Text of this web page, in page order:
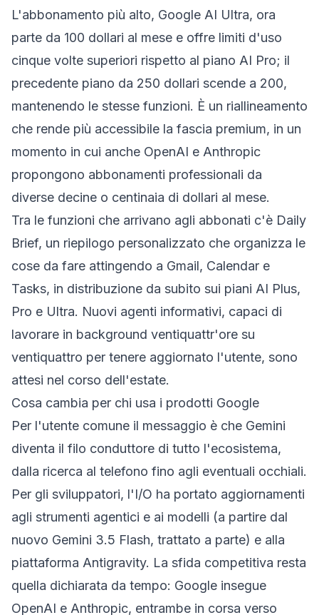
L'abbonamento più alto, Google AI Ultra, ora
parte da 100 dollari al mese e offre limiti d'uso
cinque volte superiori rispetto al piano AI Pro; il
precedente piano da 250 dollari scende a 200,
mantenendo le stesse funzioni. È un riallineamento
che rende più accessibile la fascia premium, in un
momento in cui anche OpenAI e Anthropic
propongono abbonamenti professionali da
diverse decine o centinaia di dollari al mese.
Tra le funzioni che arrivano agli abbonati c'è Daily
Brief, un riepilogo personalizzato che organizza le
cose da fare attingendo a Gmail, Calendar e
Tasks, in distribuzione da subito sui piani AI Plus,
Pro e Ultra. Nuovi agenti informativi, capaci di
lavorare in background ventiquattr'ore su
ventiquattro per tenere aggiornato l'utente, sono
attesi nel corso dell'estate.
Cosa cambia per chi usa i prodotti Google
Per l'utente comune il messaggio è che Gemini
diventa il filo conduttore di tutto l'ecosistema,
dalla ricerca al telefono fino agli eventuali occhiali.
Per gli sviluppatori, l'I/O ha portato aggiornamenti
agli strumenti agentici e ai modelli (a partire dal
nuovo Gemini 3.5 Flash, trattato a parte) e alla
piattaforma Antigravity. La sfida competitiva resta
quella dichiarata da tempo: Google insegue
OpenAI e Anthropic, entrambe in corsa verso